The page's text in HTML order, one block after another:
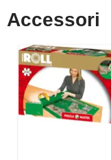
Accessori